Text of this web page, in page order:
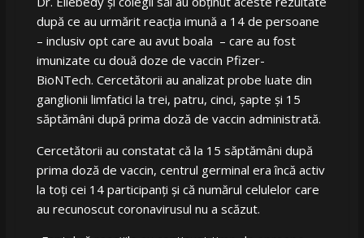
după ce au urmărit reacția imună a 14 de persoane
– inclusiv opt care au avut boala – care au fost
imunizate cu două doze de vaccin Pfizer-
BioNTech. Cercetătorii au analizat probe luate din
ganglionii limfatici la trei, patru, cinci, șapte și 15
săptămâni după prima doză de vaccin administrată.
Cercetătorii au constatat că la 15 săptămâni după
prima doză de vaccin, centrul germinal era încă activ
la toți cei 14 participanți și că numărul celulelor care
au recunoscut coronavirusul nu a scăzut.